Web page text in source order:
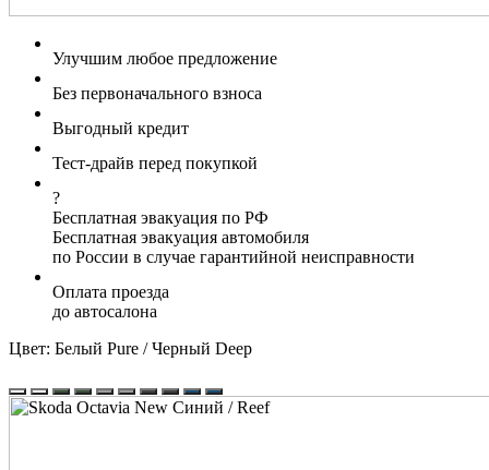
Улучшим любое предложение
Без первоначального взноса
Выгодный кредит
Тест-драйв перед покупкой
?
Бесплатная эвакуация по РФ
Бесплатная эвакуация автомобиля
по России в случае гарантийной неисправности
Оплата проезда
до автосалона
Цвет: Белый Pure / Черный Deep